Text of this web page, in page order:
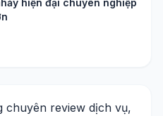
chuyên review dịch vụ,